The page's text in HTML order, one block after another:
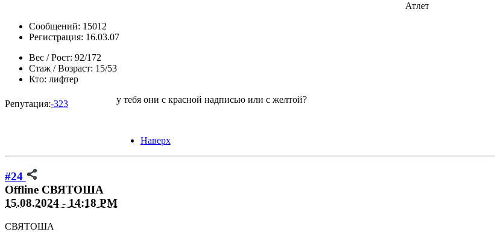
Атлет
Сообщений: 15012
Регистрация: 16.03.07
Вес / Рост: 92/172
Стаж / Возраст: 15/53
Кто: лифтер
Репутация:-323 у тебя они с красной надписью или с желтой?
Наверх
#24
Offline СВЯТОША
15.08.2024 - 14:18 PM
СВЯТОША